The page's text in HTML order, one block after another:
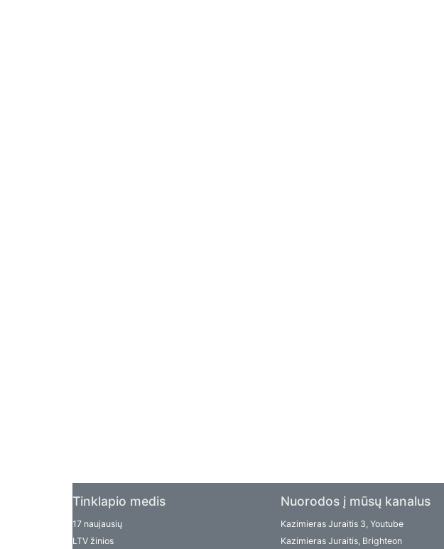
Tinklapio medis
17 naujausių
LTV žinios
Nuorodos į mūsų kanalus
Kazimieras Juraitis 3, Youtube
Kazimieras Juraitis, Brighteon